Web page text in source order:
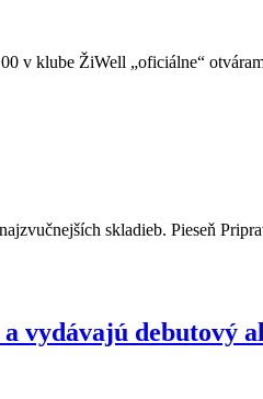
v klube ŽiWell „oficiálne“
skladieb. Pieseň
vydávajú debutový